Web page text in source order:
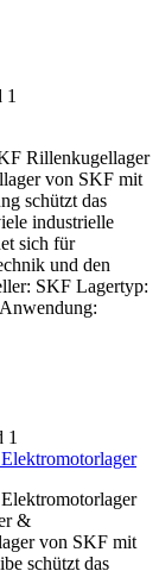
Rillenkugellager
von SKF mit
schützt das
industrielle
sich für
und den
SKF Lagertyp:
&
von SKF mit
schützt das